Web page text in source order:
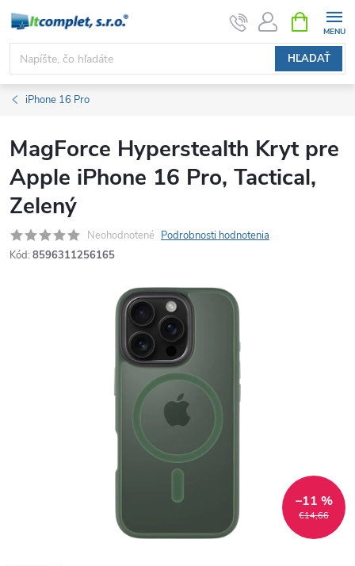
Prejsť
obsah
HĽADAŤ
KOŠÍK
iPhone 16 Pro
MagForce Hyperstealth Kryt pre
Apple iPhone 16 Pro, Tactical,
Zelený
Neohodnotené Podrobnosti hodnotenia
Kód: 8596311256165
€14,66
–11 %